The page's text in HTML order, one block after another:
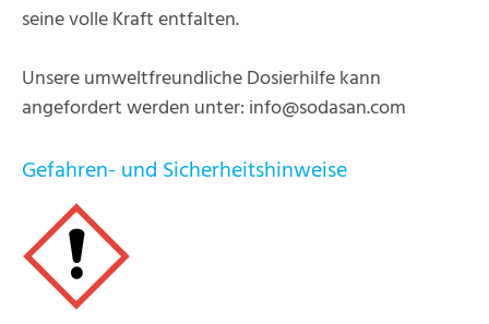
seine volle Kraft entfalten.
Unsere umweltfreundliche Dosierhilfe kann
angefordert werden unter: info@sodasan.com
Gefahren- und Sicherheitshinweise